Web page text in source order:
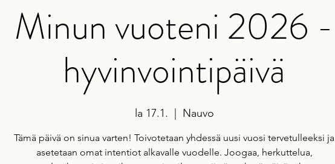
Minun vuoteni 2026 -
hyvinvointipäivä
la 17.1. Nauvo
Tämä päivä on sinua varten! Toivotetaan yhdessä uusi vuosi tervetulleeksi ja
asetetaan omat intentiot alkavalle vuodelle. Joogaa, herkuttelua,